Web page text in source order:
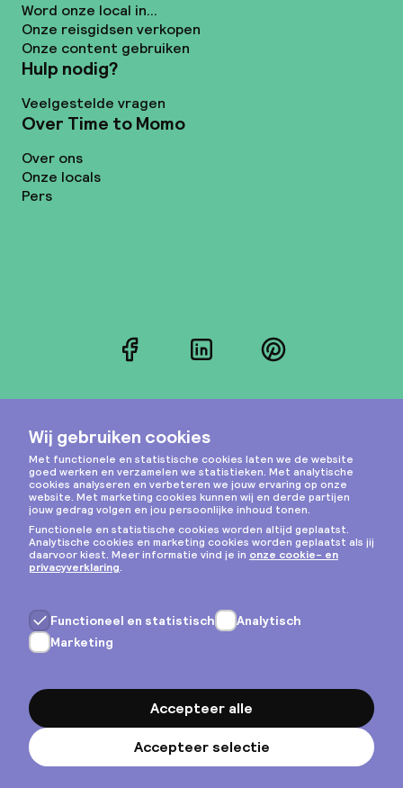
Word onze local in...
Onze reisgidsen verkopen
Onze content gebruiken
Hulp nodig?
Veelgestelde vragen
Over Time to Momo
Over ons
Onze locals
Pers
FacebookLinkedInPinterest
Instagram
Privacy & cookies
Algemene voorwaarden